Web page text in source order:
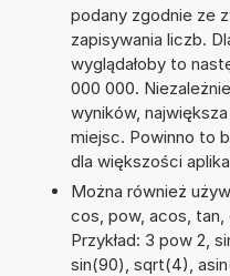
podany zgodnie ze
zapisywania liczb.
wyglądałoby to
000 000.
wyników,
miejsc. Powinno to
dla większości
Można również
cos, pow, acos, tan,
Przykład: 3 pow 2,
sin(90), sqrt(4),